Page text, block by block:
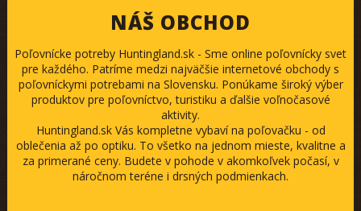
NÁŠ OBCHOD
Poľovnícke potreby Huntingland.sk - Sme online poľovnícky svet
pre každého. Patríme medzi najväčšie internetové obchody s
poľovníckymi potrebami na Slovensku. Ponúkame široký výber
produktov pre poľovníctvo, turistiku a ďalšie voľnočasové
aktivity.
Huntingland.sk Vás kompletne vybaví na poľovačku - od
oblečenia až po optiku. To všetko na jednom mieste, kvalitne a
za primerané ceny. Budete v pohode v akomkoľvek počasí, v
náročnom teréne i drsných podmienkach.